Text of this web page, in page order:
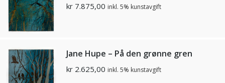
kr 7.875,00 inkl. 5% kunstavgift
Jane Hupe – På den grønne gren
kr 2.625,00 inkl. 5% kunstavgift